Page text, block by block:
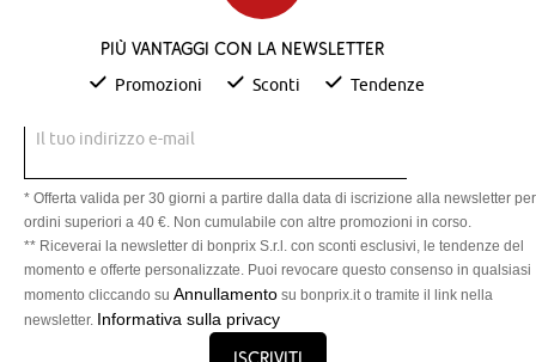
Più vantaggi con la newsletter
Promozioni Sconti Tendenze
Il tuo indirizzo e-mail
* Offerta valida per 30 giorni a partire dalla data di iscrizione alla newsletter per
ordini superiori a 40 €. Non cumulabile con altre promozioni in corso.
** Riceverai la newsletter di bonprix S.r.l. con sconti esclusivi, le tendenze del
momento e offerte personalizzate. Puoi revocare questo consenso in qualsiasi
momento cliccando su Annullamento su bonprix.it o tramite il link nella
newsletter. Informativa sulla privacy